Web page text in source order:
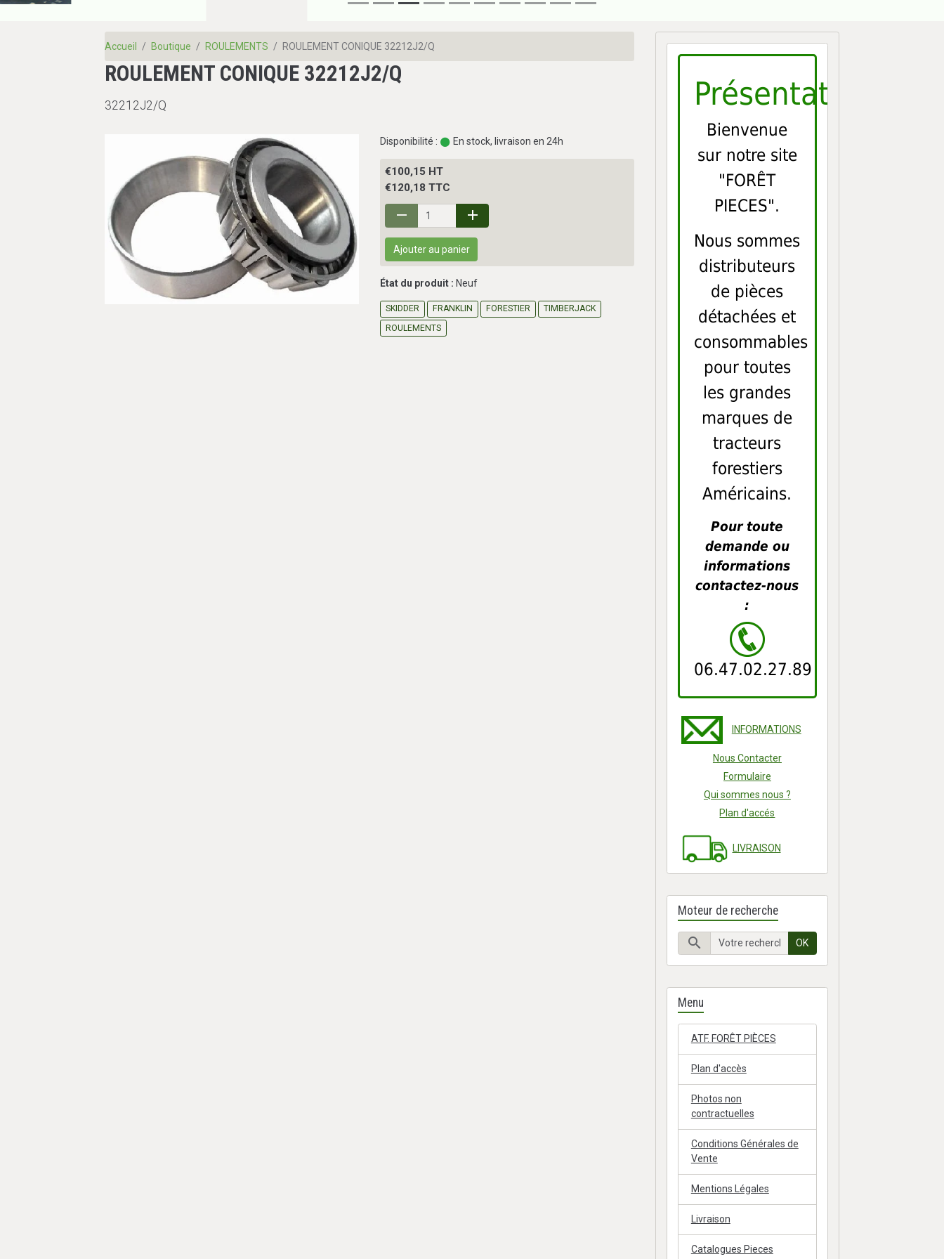
Accueil Boutique ROULEMENTS ROULEMENT CONIQUE 32212J2/Q
ROULEMENT CONIQUE 32212J2/Q
32212J2/Q
Disponibilité : En stock, livraison en 24h
€100,15 HT
€120,18 TTC
Ajouter au panier
État du produit : Neuf
SKIDDER FRANKLIN FORESTIER
TIMBERJACK
ROULEMENTS
Présentation
Bienvenue
sur notre site
"FORÊT
PIECES".
Nous sommes
distributeurs
de pièces
détachées et
consommables
pour toutes
les grandes
marques de
tracteurs
forestiers
Américains.
Pour toute
demande ou
informations
contactez-nous
:
06.47.02.27.89
INFORMATIONS
Nous Contacter
Formulaire
Qui sommes nous ?
Plan d'accés
LIVRAISON
Moteur de recherche
OK
Menu
ATF. FORÊT PIÈCES
Plan d'accès
Photos non
contractuelles
Conditions Générales de
Vente
Mentions Légales
Livraison
Catalogues Pieces